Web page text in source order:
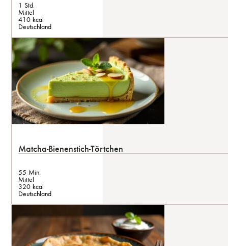
1 Std.
Mittel
410 kcal
Deutschland
Matcha-Bienenstich-Törtchen
55 Min.
Mittel
320 kcal
Deutschland